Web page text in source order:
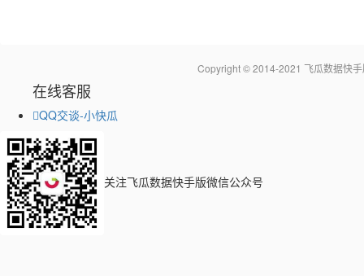
Copyright © 2014-2021 飞瓜数据快
在线客服
QQ交谈-小快瓜
关注飞瓜数据快手版微信公众号